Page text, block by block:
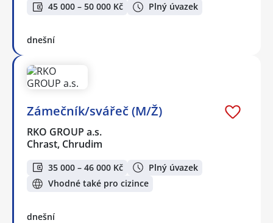
45 000 – 50 000 Kč Plný úvazek
dnešní
Zámečník/svářeč (M/Ž)
RKO GROUP a.s.
Chrast, Chrudim
35 000 – 46 000 Kč
Plný úvazek
Vhodné také pro cizince
dnešní